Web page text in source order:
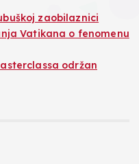
zaobilaznici
Vatikana o fenomenu
održan